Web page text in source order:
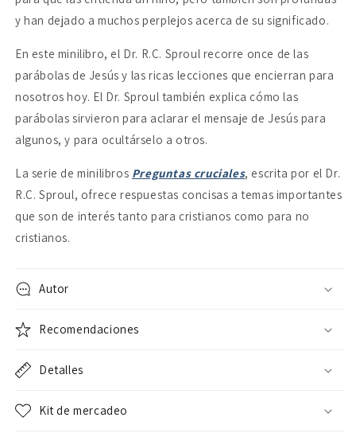
y han dejado a muchos perplejos acerca de su significado.
En este minilibro, el Dr. R.C. Sproul recorre once de las
parábolas de Jesús y las ricas lecciones que encierran para
nosotros hoy. El Dr. Sproul también explica cómo las
parábolas sirvieron para aclarar el mensaje de Jesús para
algunos, y para ocultárselo a otros.
La serie de minilibros Preguntas cruciales, escrita por el Dr.
R.C. Sproul, ofrece respuestas concisas a temas importantes
que son de interés tanto para cristianos como para no
cristianos.
Autor
Recomendaciones
Detalles
Kit de mercadeo